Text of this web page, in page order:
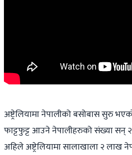
अष्ट्रेलियामा नेपालीको बसोबास सुरु
फाट्टफुट्ट आउने नेपालीहरुको संख्या सन्
अहिले अष्ट्रेलियामा सालाखाला २ लाख